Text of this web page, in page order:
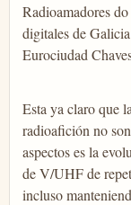
Radioamadores
digitales de
Eurociudad
Esta ya claro que
radioafición no
aspectos es la
de V/UHF de
incluso